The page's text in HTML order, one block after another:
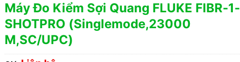
Máy Đo Kiểm Sợi Quang FLUKE FIBR-1-
SHOTPRO (Singlemode,23000
M,SC/UPC)